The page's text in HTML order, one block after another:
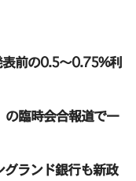
前の0.5〜0.75%利
の臨時会合報道で一
グランド銀行も新政